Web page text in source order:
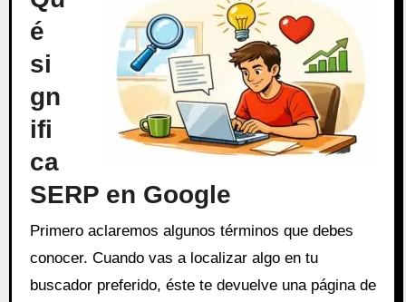
é
si
gn
ifi
ca
SERP en Google
Primero aclaremos algunos términos que debes
conocer. Cuando vas a localizar algo en tu
buscador preferido, éste te devuelve una página de